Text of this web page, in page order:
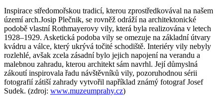
Inspirace středomořskou tradicí, kterou zprostředkovával na našem
území arch.Josip Plečnik, se rovněž odráží na architektonické
podobě vlastní Rothmayerovy vily, která byla realizována v letech
1928–1929. Asketická podoba vily se omezuje na základní útvary
kvádru a válce, který ukrývá točité schodiště. Interiéry vily nebyly
rozlehlé, avšak zcela zásadní bylo jejich napojení na verandu a
malebnou zahradu, kterou architekt sám navrhl. Její důmyslná
zákoutí inspirovala řadu návštěvníků vily, pozoruhodnou sérii
fotografií zátiší zahrady vytvořil například známý fotograf Josef
Sudek. (zdroj: www.muzeumprahy.cz)